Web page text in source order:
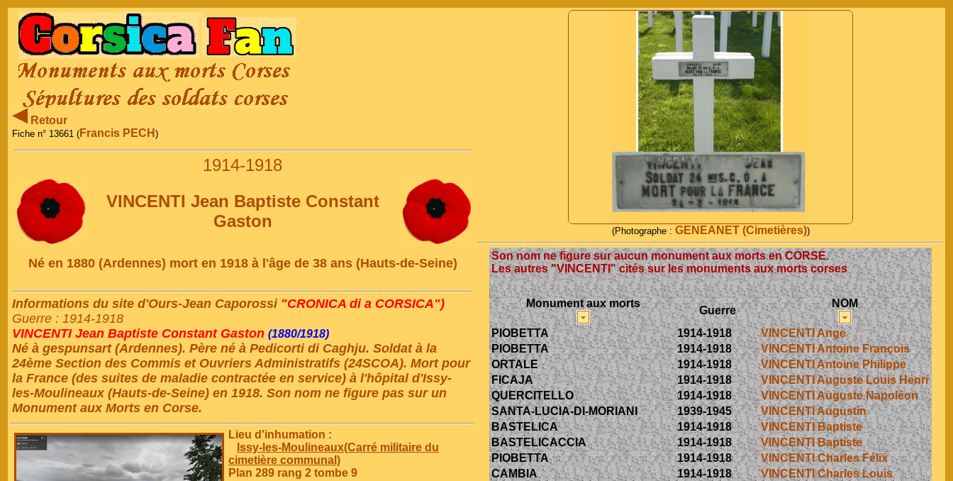
Retour
Fiche n° 13661 ( Francis PECH )
1914-1918
VINCENTI Jean Baptiste Constant
Gaston
Né en 1880 (Ardennes) mort en 1918 à l'âge de 38 ans (Hauts-de-Seine)
Informations du site d'Ours-Jean Caporossi "CRONICA di a CORSICA")
Guerre : 1914-1918
VINCENTI Jean Baptiste Constant Gaston (1880/1918)
Né à gespunsart (Ardennes). Père né à Pedicorti di Caghju. Soldat à la
24ème Section des Commis et Ouvriers Administratifs (24SCOA). Mort pour
la France (des suites de maladie contractée en service) à l'hôpital d'Issy-
les-Moulineaux (Hauts-de-Seine) en 1918. Son nom ne figure pas sur un
Monument aux Morts en Corse.
Lieu d'inhumation :
Issy-les-Moulineaux(Carré militaire du
cimetière communal)
Plan 289 rang 2 tombe 9
(Photographe : GENEANET (Cimetières))
Son nom ne figure sur aucun monument aux morts en CORSE.
Les autres "VINCENTI" cités sur les monuments aux morts corses
Monument aux morts
Guerre
NOM
PIOBETTA 1914-1918
VINCENTI Ange
PIOBETTA
1914-1918
VINCENTI Antoine François
ORTALE
1914-1918
VINCENTI Antoine Philippe
FICAJA
1914-1918
VINCENTI Auguste Louis Henri
QUERCITELLO
1914-1918
VINCENTI Auguste Napoléon
SANTA-LUCIA-DI-MORIANI
1939-1945
VINCENTI Augustin
BASTELICA
1914-1918
VINCENTI Baptiste
BASTELICACCIA
1914-1918
VINCENTI Baptiste
PIOBETTA
1914-1918
VINCENTI Charles Félix
CAMBIA
1914-1918
VINCENTI Charles Louis